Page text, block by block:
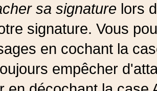
sa signature lors
signature. Vous
en cochant la
empêcher